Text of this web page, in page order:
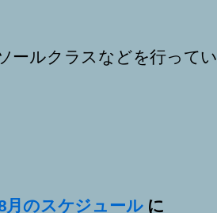
ールクラスなどを行ってい
月のスケジュールに